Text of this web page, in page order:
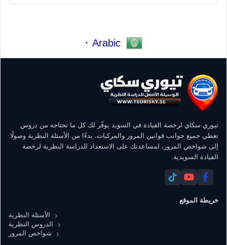
Arabic
▼
تيوري سكاي لرخصة القيادة في السويد يوفّر لك كل ما تحتاجه من دروس
تغطي جميع جوانب قوانين المرور والمركبات، بدءًا من الأسئلة النظرية وصولًا
إلى شواخص المرور، لمساعدتك على الاستعداد للدراسة النظرية لرخصة
القيادة السويدية.
خريطة الموقع
الأسئلة النظرية
الدروس النظرية
شواخص المرور